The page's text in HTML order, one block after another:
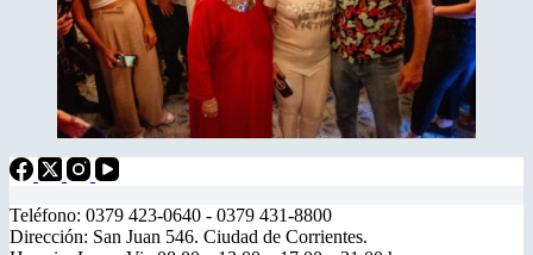
Teléfono: 0379 423-0640 - 0379 431-8800
Dirección: San Juan 546. Ciudad de Corrientes.